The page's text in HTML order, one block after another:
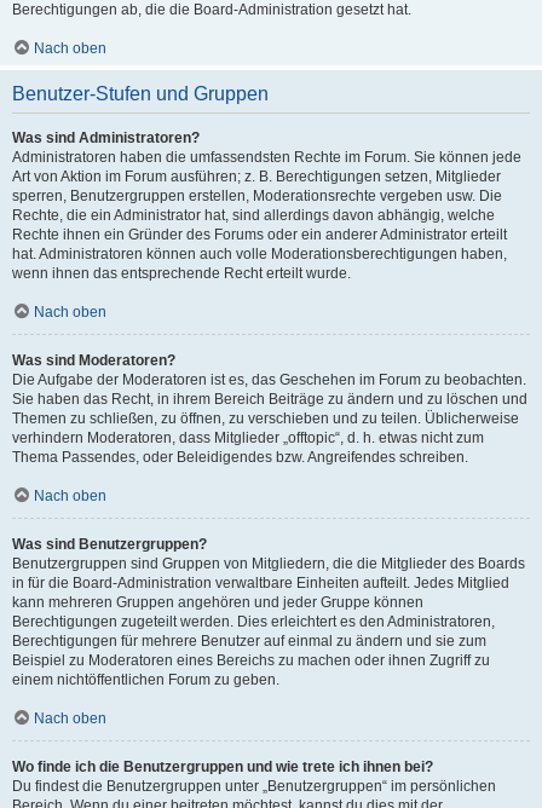
Berechtigungen ab, die die Board-Administration gesetzt hat.
Nach oben
Benutzer-Stufen und Gruppen
Was sind Administratoren?
Administratoren haben die umfassendsten Rechte im Forum. Sie können jede
Art von Aktion im Forum ausführen; z. B. Berechtigungen setzen, Mitglieder
sperren, Benutzergruppen erstellen, Moderationsrechte vergeben usw. Die
Rechte, die ein Administrator hat, sind allerdings davon abhängig, welche
Rechte ihnen ein Gründer des Forums oder ein anderer Administrator erteilt
hat. Administratoren können auch volle Moderationsberechtigungen haben,
wenn ihnen das entsprechende Recht erteilt wurde.
Nach oben
Was sind Moderatoren?
Die Aufgabe der Moderatoren ist es, das Geschehen im Forum zu beobachten.
Sie haben das Recht, in ihrem Bereich Beiträge zu ändern und zu löschen und
Themen zu schließen, zu öffnen, zu verschieben und zu teilen. Üblicherweise
verhindern Moderatoren, dass Mitglieder „offtopic“, d. h. etwas nicht zum
Thema Passendes, oder Beleidigendes bzw. Angreifendes schreiben.
Nach oben
Was sind Benutzergruppen?
Benutzergruppen sind Gruppen von Mitgliedern, die die Mitglieder des Boards
in für die Board-Administration verwaltbare Einheiten aufteilt. Jedes Mitglied
kann mehreren Gruppen angehören und jeder Gruppe können
Berechtigungen zugeteilt werden. Dies erleichtert es den Administratoren,
Berechtigungen für mehrere Benutzer auf einmal zu ändern und sie zum
Beispiel zu Moderatoren eines Bereichs zu machen oder ihnen Zugriff zu
einem nichtöffentlichen Forum zu geben.
Nach oben
Wo finde ich die Benutzergruppen und wie trete ich ihnen bei?
Du findest die Benutzergruppen unter „Benutzergruppen“ im persönlichen